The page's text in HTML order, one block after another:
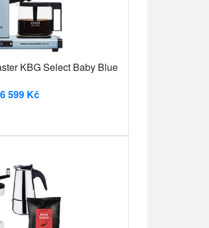
KBG Select Baby Blue
6 599 Kč